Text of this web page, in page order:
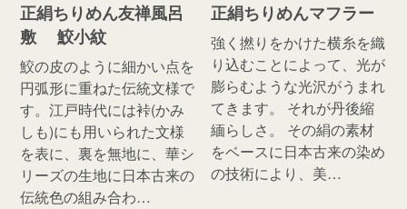
正絹ちりめん友禅風呂
敷 鮫小紋
鮫の皮のように細かい点を
円弧形に重ねた伝統文様で
す。江戸時代には裃(かみ
しも)にも用いられた文様
を表に、裏を無地に、華シ
リーズの生地に日本古来の
伝統色の組み合わ…
正絹ちりめんマフラー
強く撚りをかけた横糸を織
り込むことによって、光が
膨らむような光沢がうまれ
てきます。 それが丹後縮
緬らしさ。 その絹の素材
をベースに日本古来の染め
の技術により、美…